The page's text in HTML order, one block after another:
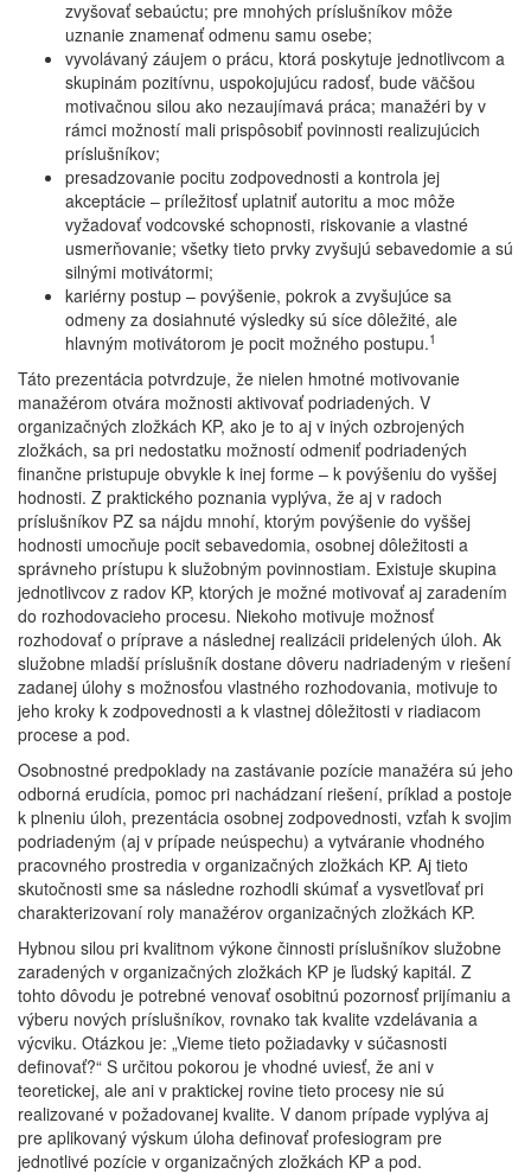
zvyšovať sebaúctu; pre mnohých príslušníkov môže
uznanie znamenať odmenu samu osebe;
vyvolávaný záujem o prácu, ktorá poskytuje jednotlivcom a
skupinám pozitívnu, uspokojujúcu radosť, bude väčšou
motivačnou silou ako nezaujímavá práca; manažéri by v
rámci možností mali prispôsobiť povinnosti realizujúcich
príslušníkov;
presadzovanie pocitu zodpovednosti a kontrola jej
akceptácie – príležitosť uplatniť autoritu a moc môže
vyžadovať vodcovské schopnosti, riskovanie a vlastné
usmerňovanie; všetky tieto prvky zvyšujú sebavedomie a sú
silnými motivátormi;
kariérny postup – povýšenie, pokrok a zvyšujúce sa
odmeny za dosiahnuté výsledky sú síce dôležité, ale
hlavným motivátorom je pocit možného postupu.1
Táto prezentácia potvrdzuje, že nielen hmotné motivovanie
manažérom otvára možnosti aktivovať podriadených. V
organizačných zložkách KP, ako je to aj v iných ozbrojených
zložkách, sa pri nedostatku možností odmeniť podriadených
finančne pristupuje obvykle k inej forme – k povýšeniu do vyššej
hodnosti. Z praktického poznania vyplýva, že aj v radoch
príslušníkov PZ sa nájdu mnohí, ktorým povýšenie do vyššej
hodnosti umocňuje pocit sebavedomia, osobnej dôležitosti a
správneho prístupu k služobným povinnostiam. Existuje skupina
jednotlivcov z radov KP, ktorých je možné motivovať aj zaradením
do rozhodovacieho procesu. Niekoho motivuje možnosť
rozhodovať o príprave a následnej realizácii pridelených úloh. Ak
služobne mladší príslušník dostane dôveru nadriadeným v riešení
zadanej úlohy s možnosťou vlastného rozhodovania, motivuje to
jeho kroky k zodpovednosti a k vlastnej dôležitosti v riadiacom
procese a pod.
Osobnostné predpoklady na zastávanie pozície manažéra sú jeho
odborná erudícia, pomoc pri nachádzaní riešení, príklad a postoje
k plneniu úloh, prezentácia osobnej zodpovednosti, vzťah k svojim
podriadeným (aj v prípade neúspechu) a vytváranie vhodného
pracovného prostredia v organizačných zložkách KP. Aj tieto
skutočnosti sme sa následne rozhodli skúmať a vysvetľovať pri
charakterizovaní roly manažérov organizačných zložkách KP.
Hybnou silou pri kvalitnom výkone činnosti príslušníkov služobne
zaradených v organizačných zložkách KP je ľudský kapitál. Z
tohto dôvodu je potrebné venovať osobitnú pozornosť prijímaniu a
výberu nových príslušníkov, rovnako tak kvalite vzdelávania a
výcviku. Otázkou je: „Vieme tieto požiadavky v súčasnosti
definovať?“ S určitou pokorou je vhodné uviesť, že ani v
teoretickej, ale ani v praktickej rovine tieto procesy nie sú
realizované v požadovanej kvalite. V danom prípade vyplýva aj
pre aplikovaný výskum úloha definovať profesiogram pre
jednotlivé pozície v organizačných zložkách KP a pod.